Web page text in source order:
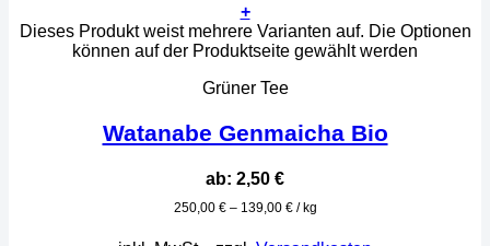
+
Dieses Produkt weist mehrere Varianten auf. Die Optionen
können auf der Produktseite gewählt werden
Grüner Tee
Watanabe Genmaicha Bio
ab: 2,50 €
250,00 €– 139,00 €/ kg